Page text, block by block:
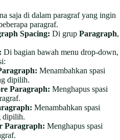
saja di dalam paragraf yang ingin
paragraf.
Spacing: Di grup Paragraph,
Di bagian bawah menu drop-down,
Menambahkan spasi
dipilih.
Paragraph: Menghapus spasi
Menambahkan spasi
dipilih.
Paragraph: Menghapus spasi